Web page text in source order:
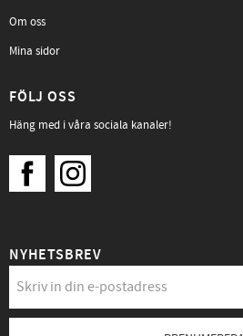
Om oss
Mina sidor
FÖLJ OSS
Häng med i våra sociala kanaler!
NYHETSBREV